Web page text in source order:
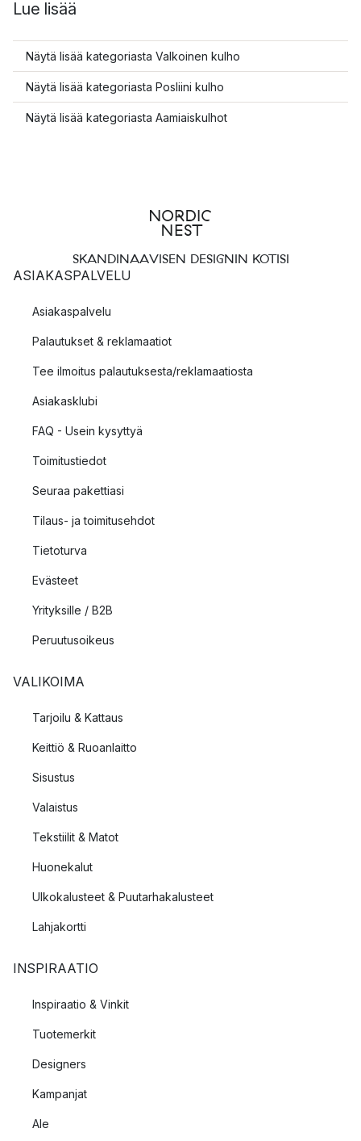
Lue lisää
Näytä lisää kategoriasta Valkoinen kulho
Näytä lisää kategoriasta Posliini kulho
Näytä lisää kategoriasta Aamiaiskulhot
SKANDINAAVISEN DESIGNIN KOTISI
ASIAKASPALVELU
Asiakaspalvelu
Palautukset & reklamaatiot
Tee ilmoitus palautuksesta/reklamaatiosta
Asiakasklubi
FAQ - Usein kysyttyä
Toimitustiedot
Seuraa pakettiasi
Tilaus- ja toimitusehdot
Tietoturva
Evästeet
Yrityksille / B2B
Peruutusoikeus
VALIKOIMA
Tarjoilu & Kattaus
Keittiö & Ruoanlaitto
Sisustus
Valaistus
Tekstiilit & Matot
Huonekalut
Ulkokalusteet & Puutarhakalusteet
Lahjakortti
INSPIRAATIO
Inspiraatio & Vinkit
Tuotemerkit
Designers
Kampanjat
Ale